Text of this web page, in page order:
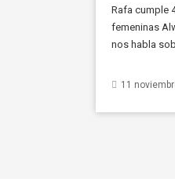
Rafa cumple
femeninas
nos habla
11